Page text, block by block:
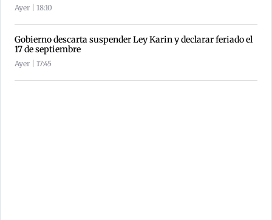
Ayer | 18:10
Gobierno descarta suspender Ley Karin y declarar feriado el
17 de septiembre
Ayer | 17:45